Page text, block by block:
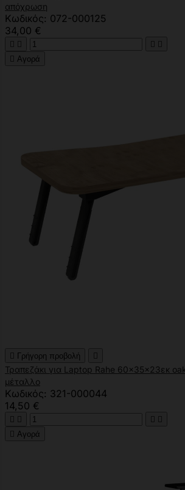
απόχρωση
Κωδικός: 072-000125
34,00 €
   
 Αγορά
 Γρήγορη προβολή 
Τραπεζάκι για Laptop Rahe 60x35x23εκ
μέταλλο
Κωδικός: 321-000044
14,50 €
   
 Αγορά